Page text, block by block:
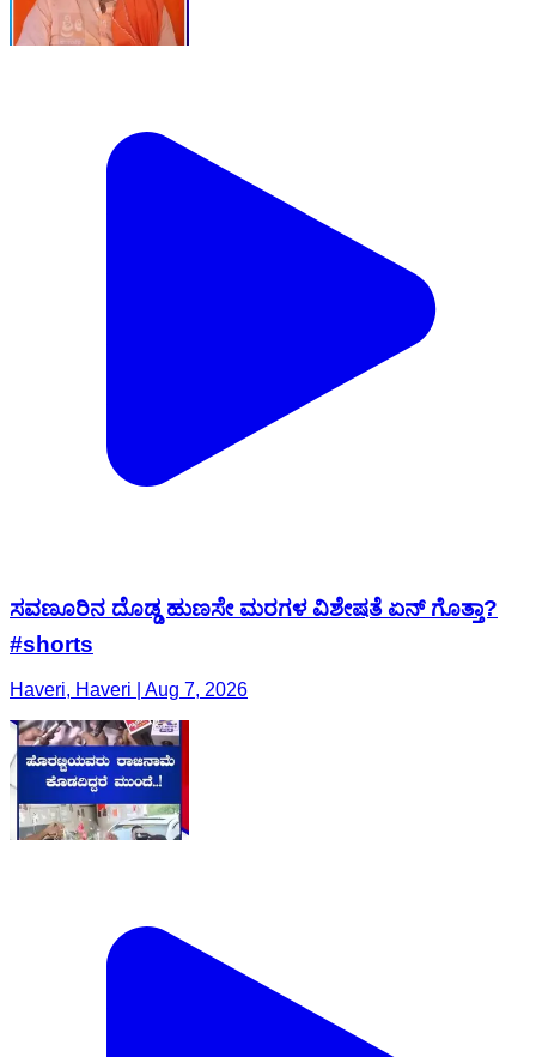
ಸವಣೂರಿನ ದೊಡ್ಡ ಹುಣಸೇ ಮರಗಳ ವಿಶೇಷತೆ ಏನ್ ಗೊತ್ತಾ?
#shorts
Haveri, Haveri | Aug 7, 2026